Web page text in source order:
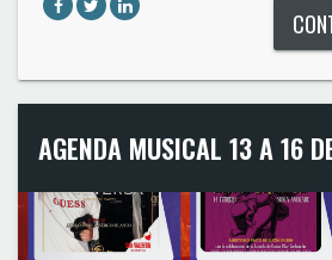
AGENDA MUSICAL 13 A 16